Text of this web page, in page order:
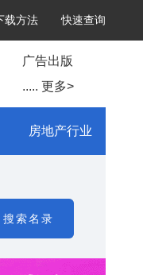
载方法 快速查询
广告出版
..... 更多>
房地产行业
搜索名录